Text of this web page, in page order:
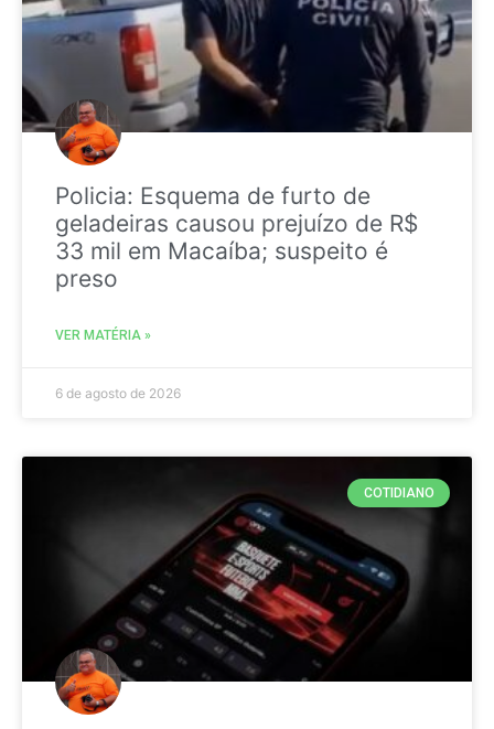
Policia: Esquema de furto de
geladeiras causou prejuízo de R$
33 mil em Macaíba; suspeito é
preso
VER MATÉRIA »
6 de agosto de 2026
COTIDIANO